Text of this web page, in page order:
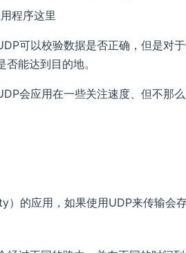
程序这里
可以校验数据是否正确，但是对
能达到目的地。
会应用在一些关注速度、但不那
的应用，如果使用UDP来传输会